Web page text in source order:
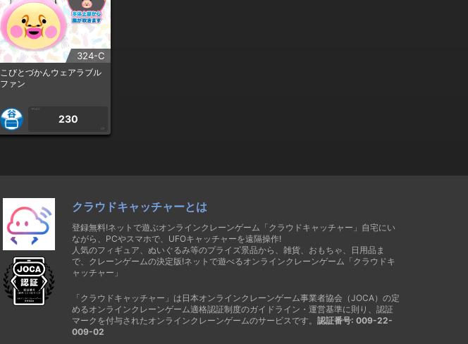
324-C
こびとづかんウェアラブル
ファン
1PLAY
230
CP
クラウドキャッチャーとは
登録無料!ネットで遊ぶオンラインクレーンゲーム「クラウドキャッチャー」自宅にい
ながら、PCやスマホで、UFOキャッチャーを遠隔操作!
人気のフィギュア、ぬいぐるみ等のプライズ景品から、雑貨、おもちゃ、日用品ま
で、クレーンゲームの決定版!ネットで遊べるオンラインクレーンゲーム「クラウドキ
ャッチャー」
「クラウドキャッチャー」は日本オンラインクレーンゲーム事業者協会（JOCA）の定
めるオンラインクレーンゲーム適格認証制度のガイドライン・運営基準に則り、認証
マークを付与されたオンラインクレーンゲームのサービスです。 認証番号: 009-22-
009-02